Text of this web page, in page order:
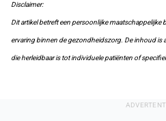
Disclaimer:
Dit artikel betreft een persoonlijke
ervaring binnen de gezondheidszorg. De inhoud is
die herleidbaar is tot individuele patiënten of